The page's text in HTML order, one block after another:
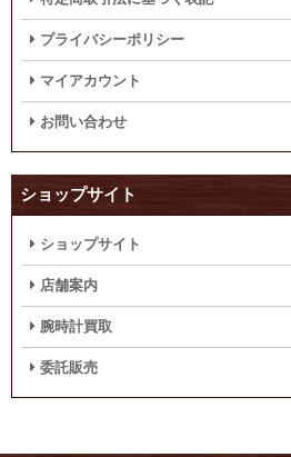
プライバシーポリシー
マイアカウント
お問い合わせ
ショップサイト
ショップサイト
店舗案内
腕時計買取
委託販売